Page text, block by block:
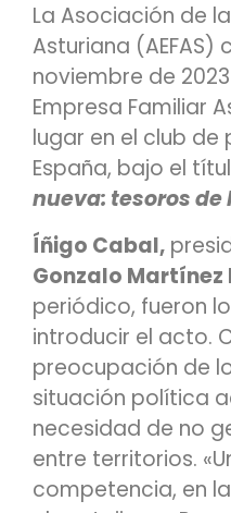
La Asociación de
Asturiana (AEFAS)
noviembre de
Empresa Familiar
lugar en el club de
España, bajo el
nueva: tesoros
Íñigo Cabal,
Gonzalo Martínez
periódico, fueron
introducir el acto.
preocupación de
situación política
necesidad de no
entre territorios.
competencia, en